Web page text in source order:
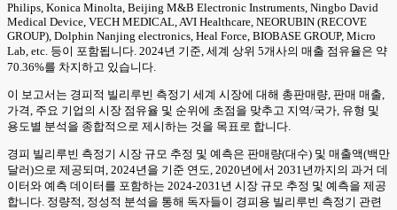
Philips, Konica Minolta, Beijing M&B Electronic Instruments, Ningbo David
Medical Device, VECH MEDICAL, AVI Healthcare, NEORUBIN (RECOVE
GROUP), Dolphin Nanjing electronics, Heal Force, BIOBASE GROUP, Micro
Lab, etc. 등이 포함됩니다. 2024년 기준, 세계 상위 5개사의 매출 점유율은 약
70.36%를 차지하고 있습니다.
이 보고서는 경피적 빌리루빈 측정기 세계 시장에 대해 총판매량, 판매 매출,
가격, 주요 기업의 시장 점유율 및 순위에 초점을 맞추고 지역/국가, 유형 및
용도별 분석을 종합적으로 제시하는 것을 목표로 합니다.
경피 빌리루빈 측정기 시장 규모 추정 및 예측은 판매량(대수) 및 매출액(백만
달러)으로 제공되며, 2024년을 기준 연도, 2020년에서 2031년까지의 과거 데
이터와 예측 데이터를 포함하는 2024-2031년 시장 규모 추정 및 예측을 제공
합니다. 정량적, 정성적 분석을 통해 독자들이 경피용 빌리루빈 측정기 관련